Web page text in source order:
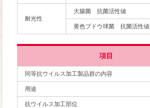
耐光性
大腸菌 抗菌活性値
黄色ブドウ球菌 抗菌活性値
項目
同等抗ウイルス加工製品群の内容
用途
抗ウイルス加工部位